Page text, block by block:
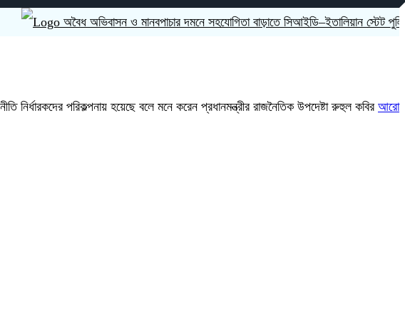
অবৈধ অভিবাসন ও মানবপাচার দমনে সহযোগিতা বাড়াতে সিআইডি–ইতালিয়ান স্টেট পুলিশের
নির্ধারকদের পরিকল্পনায় হয়েছে বলে মনে করেন প্রধানমন্ত্রীর রাজনৈতিক উপদেষ্টা রুহুল কবির আরো